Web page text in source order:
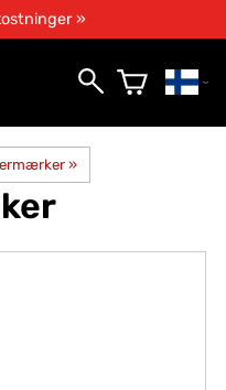
»
‪»